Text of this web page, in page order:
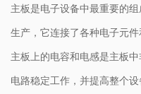
主板是电子设备中最重要的
生产，它连接了各种电子元
主板上的电容和电感是主板
电路稳定工作，并提高整个